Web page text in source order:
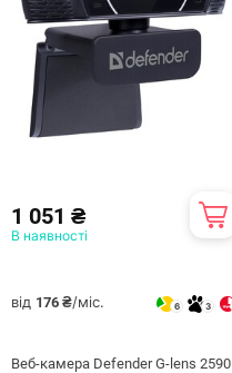
1 051 ₴
В наявності
від 176 ₴/міс. 6 3
Веб-камера Defender G-lens 2590